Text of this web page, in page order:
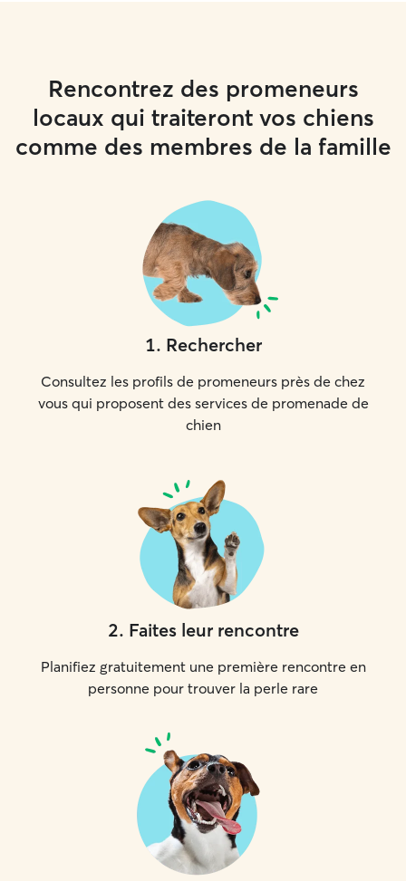
Rencontrez des promeneurs
locaux qui traiteront vos chiens
comme des membres de la famille
1. Rechercher
Consultez les profils de promeneurs près de chez
vous qui proposent des services de promenade de
chien
2. Faites leur rencontre
Planifiez gratuitement une première rencontre en
personne pour trouver la perle rare